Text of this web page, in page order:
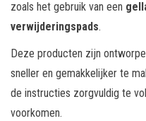
zoals het gebruik van een
verwijderingspads.
Deze producten zijn
sneller en gemakkelijker te
de instructies zorgvuldig te
voorkomen.